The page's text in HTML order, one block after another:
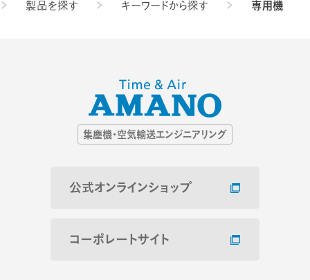
ページ製品を探す キーワードから探す 専用機
集塵機・空気輸送エンジニアリング
公式オンラインショップ
コーポレートサイト